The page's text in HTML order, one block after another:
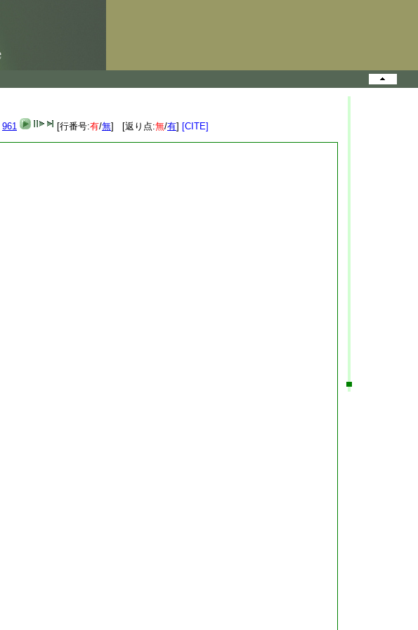
961 [行番号:有/無] [返り点:無/有] [CITE]